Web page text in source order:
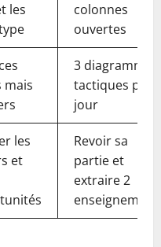
les
colonnes
ouvertes
mais
3 diagrammes
tactiques par
jour
les
et
Revoir sa
partie et
extraire 2